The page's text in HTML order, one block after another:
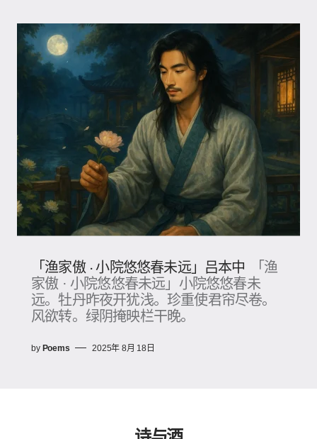
「渔家傲 · 小院悠悠春未远」吕本中
「渔
家傲 · 小院悠悠春未远」小院悠悠春未
远。牡丹昨夜开犹浅。珍重使君帘尽卷。
风欲转。绿阴掩映栏干晚。
by Poems 2025年 8月 18日